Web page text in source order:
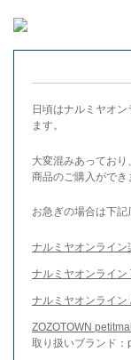
日頃はナルミヤオ
ます。
大変混みあってお
商品のご購入ができ
お急ぎの場合は下記
ナルミヤオンライン
ナルミヤオンライ
ナルミヤオンライン
ZOZOTOWN
取り扱いブランド